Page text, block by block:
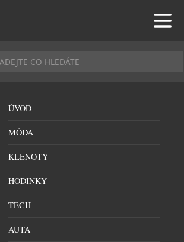
ÚVOD
MÓDA
KLENOTY
HODINKY
TECH
AUTA